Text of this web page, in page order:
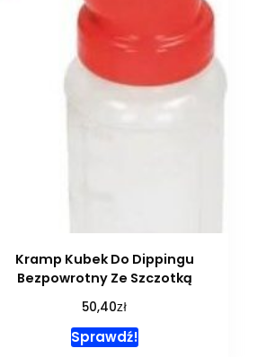
Kramp Kubek Do Dippingu
Bezpowrotny Ze Szczotką
50,40zł
Sprawdź!